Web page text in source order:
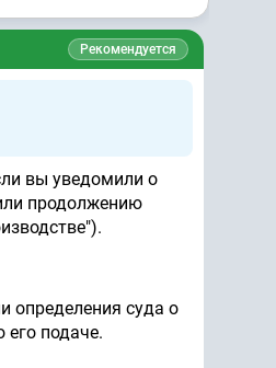
Рекомендуется
вы уведомили о
продолжению
определения суда о
его подаче.